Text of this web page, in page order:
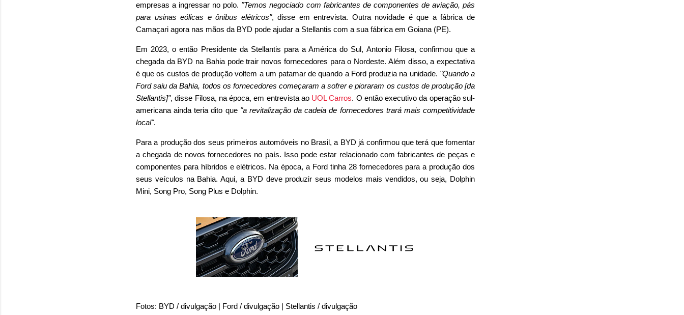
empresas a ingressar no polo. "Temos negociado com fabricantes de componentes de aviação, pás
para usinas eólicas e ônibus elétricos", disse em entrevista. Outra novidade é que a fábrica de
Camaçari agora nas mãos da BYD pode ajudar a Stellantis com a sua fábrica em Goiana (PE).
Em 2023, o então Presidente da Stellantis para a América do Sul, Antonio Filosa, confirmou que a
chegada da BYD na Bahia pode trair novos fornecedores para o Nordeste. Além disso, a expectativa
é que os custos de produção voltem a um patamar de quando a Ford produzia na unidade. "Quando a
Ford saiu da Bahia, todos os fornecedores começaram a sofrer e pioraram os custos de produção [da
Stellantis]", disse Filosa, na época, em entrevista ao UOL Carros. O então executivo da operação sul-
americana ainda teria dito que "a revitalização da cadeia de fornecedores trará mais competitividade
local".
Para a produção dos seus primeiros automóveis no Brasil, a BYD já confirmou que terá que fomentar
a chegada de novos fornecedores no país. Isso pode estar relacionado com fabricantes de peças e
componentes para híbridos e elétricos. Na época, a Ford tinha 28 fornecedores para a produção dos
seus veículos na Bahia. Aqui, a BYD deve produzir seus modelos mais vendidos, ou seja, Dolphin
Mini, Song Pro, Song Plus e Dolphin.
Fotos: BYD / divulgação | Ford / divulgação | Stellantis / divulgação